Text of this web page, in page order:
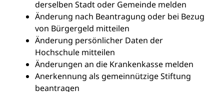
derselben Stadt oder Gemeinde melden
Änderung nach Beantragung oder bei Bezug
von Bürgergeld mitteilen
Änderung persönlicher Daten der
Hochschule mitteilen
Änderungen an die Krankenkasse melden
Anerkennung als gemeinnützige Stiftung
beantragen